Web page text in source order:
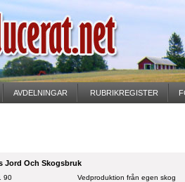
Jord Och Skogsbruk
90 Vedproduktion från egen skog
AVDELNINGAR RUBRIKREGISTER